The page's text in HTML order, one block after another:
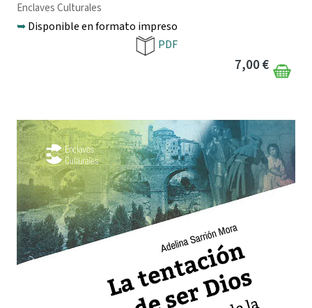
Enclaves Culturales
➥Disponible en formato impreso
PDF
7,00 €